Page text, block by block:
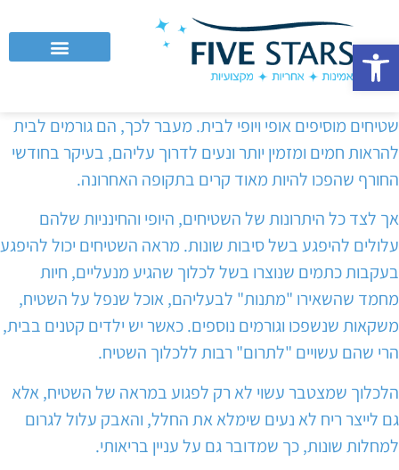
שטיחים מוסיפים אופי ויופי לבית. מעבר לכך, הם גורמים לבית
להראות חמים ומזמין יותר ונעים לדרוך עליהם, בעיקר בחודשי
החורף שהפכו להיות מאוד קרים בתקופה האחרונה.
אך לצד כל היתרונות של השטיחים, היופי והחינניות שלהם
עלולים להיפגע בשל סיבות שונות. מראה השטיחים יכול להיפגע
בעקבות כתמים שנוצרו בשל לכלוך שהגיע מנעליים, חיות
מחמד שהשאירו "מתנות" לבעליהם, אוכל שנפל על השטיח,
משקאות שנשפכו וגורמים נוספים. כאשר יש ילדים קטנים בבית,
הרי שהם עשויים "לתרום" רבות ללכלוך השטיח.
הלכלוך שמצטבר עשוי לא רק לפגוע במראה של השטיח, אלא
גם לייצר ריח לא נעים שימלא את החלל, והאבק עלול לגרום
למחלות שונות, כך שמדובר גם על עניין בריאותי.
פתח סרגל נגישות